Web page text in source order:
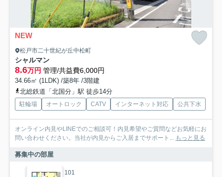
NEW
松戸市二十世紀が丘中松町
シャルマン
8.6万円 管理/共益費6,000円
34.66㎡ (1LDK) /築8年 /3階建
北総鉄道「北国分」駅 徒歩14分
駐輪場 オートロック CATV インターネット対応 公共下水
オンライン内見やLINEでのご相談可！内見希望やご質問などお気軽にお
問い合わせください。当社が内見からご入居までサポート... もっと見る
募集中の部屋
101